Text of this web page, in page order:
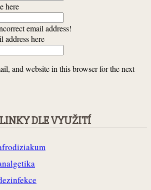
here
email address!
address here
and website in this browser for the next
DLE VYUŽITÍ